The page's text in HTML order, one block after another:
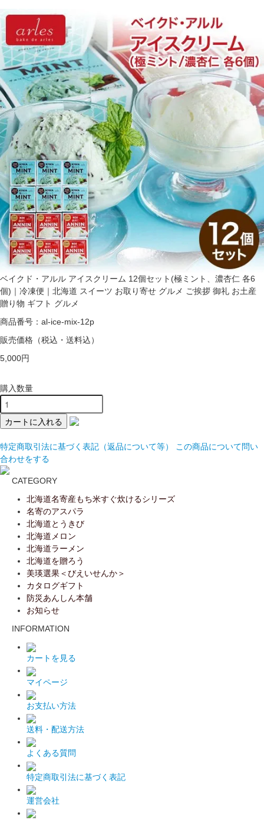
ベイクド・アルル アイスクリーム 12個セット(極ミント、濃杏仁 各6
個)｜冷凍便｜北海道 スイーツ お取り寄せ グルメ ご挨拶 御礼 お土産
贈り物 ギフト グルメ
商品番号：al-ice-mix-12p
販売価格 （税込・送料込）
5,000円
購入数量
特定商取引法に基づく表記（返品について等）
この商品について問い
合わせをする
CATEGORY
北海道名寄産もち米すぐ炊けるシリーズ
名寄のアスパラ
北海道とうきび
北海道メロン
北海道ラーメン
北海道を贈ろう
美瑛選果＜びえいせんか＞
カタログギフト
防災あんしん本舗
お知らせ
INFORMATION
カートを見る
マイページ
お支払い方法
送料・配送方法
よくある質問
特定商取引法に基づく表記
運営会社